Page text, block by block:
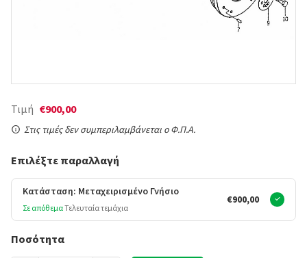
Τιμή €900,00
Στις τιμές δεν συμπεριλαμβάνεται ο Φ.Π.Α.
Επιλέξτε παραλλαγή
Κατάσταση: Μεταχειρισμένο Γνήσιο
Σε απόθεμαΤελευταία τεμάχια
€900,00
Ποσότητα